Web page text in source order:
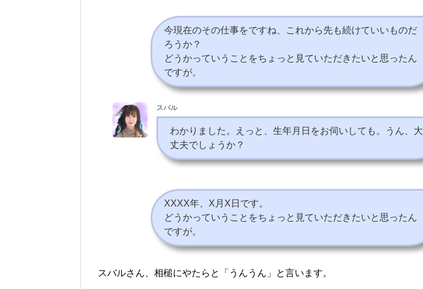
今現在のその仕事をですね、これから先も続けていいものだ
ろうか？
どうかっていうことをちょっと見ていただきたいと思ったん
ですが。
スバル
わかりました。えっと、生年月日をお伺いしても。うん、大
丈夫でしょうか？
XXXX年、X月X日です。
どうかっていうことをちょっと見ていただきたいと思ったん
ですが。
スバルさん、相槌にやたらと「うんうん」と言います。